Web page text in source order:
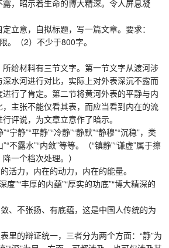
，昭示着生命的博大精深。令人屏息凝
意，自拟标题，写一篇文章。要求：
。（2）不少于800字。
给材料有三节文字。第一节文字从渡河涉
水河进行对比，实际上对外表深沉不露而
行了肯定。第二节将黄河外表的平静与内
主张不能仅看其表，而应当看到内在的流
评说，为文章立意作了暗示。
静”“平静”“冷静”“静默”“静穆”“沉稳”，类
不露水”“内敛”等等。（“镇静”“谦虚”属于擦
一个档次处理。）
力，内在的动力，内在的能量。
”“丰厚的内蕴”“厚实的功底”“博大精深的
、不张扬、有底蕴，这是中国人传统的为
的辩证统一，三者分为两个方面：“静”为